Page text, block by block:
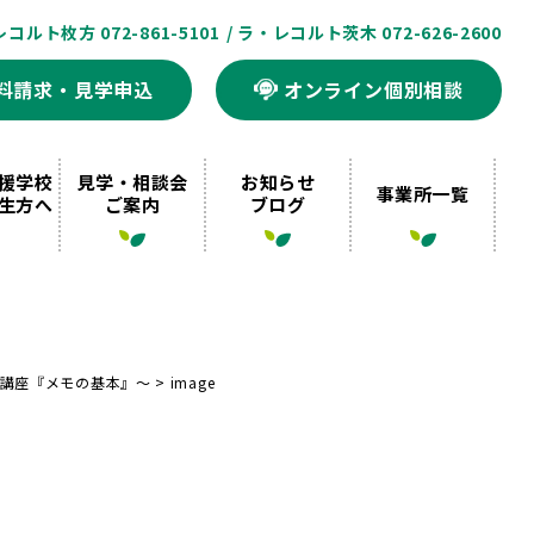
コルト枚方 072-861-5101 / ラ・レコルト茨木 072-626-2600
請求・見学申込 オンライン個別相談
学校
方へ
見学・相談会
ご案内
お知らせ
ブログ
事業所一覧
座『メモの基本』〜 > image